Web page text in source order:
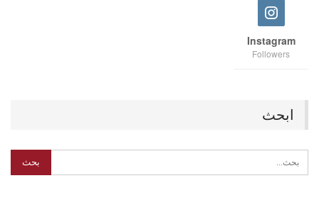
Instagram
Followers
ابحث